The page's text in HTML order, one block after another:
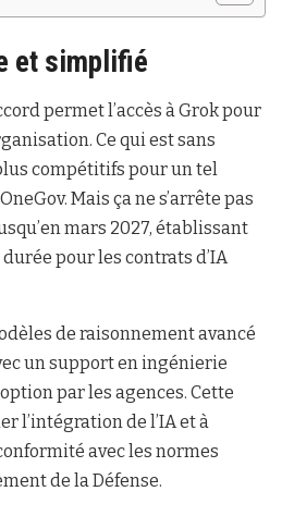
et simplifié
permet l’accès à Grok pour
Ce qui est sans
compétitifs pour un tel
Mais ça ne s’arrête pas
mars 2027, établissant
pour les contrats d’IA
de raisonnement avancé
un support en ingénierie
par les agences. Cette
l’intégration de l’IA et à
avec les normes
de la Défense.